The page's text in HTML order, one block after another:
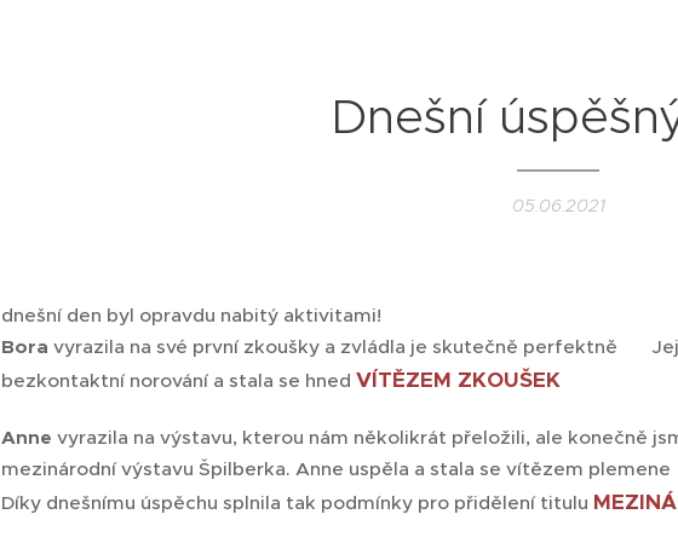
Dnešní
05.06.2021
dnešní den byl opravdu nabitý aktivitami!
Bora vyrazila na své první zkoušky a zvládla je skutečně perfektně 👍
bezkontaktní norování a stala se hned VÍTĚZEM ZKOUŠEK ❤
Anne vyrazila na výstavu, kterou nám několikrát přeložili, ale konečně
mezinárodní výstavu Špilberka. Anne uspěla a stala se vítězem
Díky dnešnímu úspěchu splnila tak podmínky pro přidělení titulu